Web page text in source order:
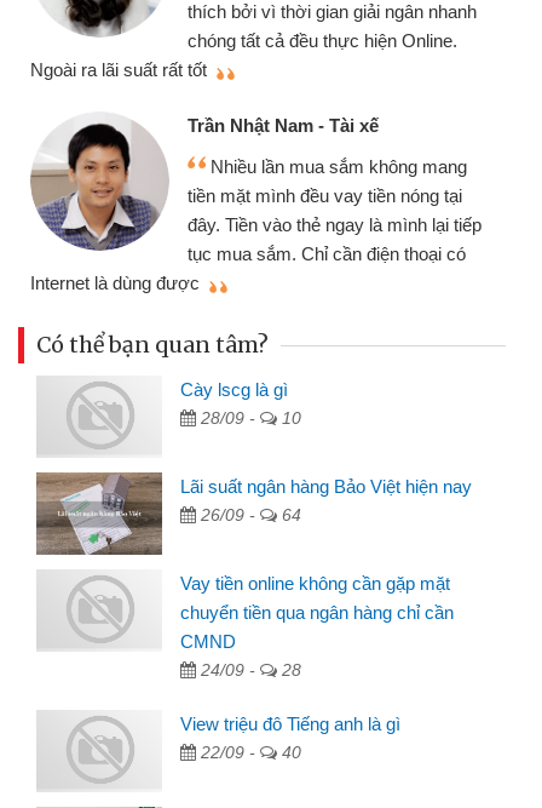
thích bởi vì thời gian giải ngân nhanh
chóng tất cả đều thực hiện Online.
Ngoài ra lãi suất rất tốt
Trần Nhật Nam - Tài xế
Nhiều lần mua sắm không mang
tiền mặt mình đều vay tiền nóng tại
đây. Tiền vào thẻ ngay là mình lại tiếp
tục mua sắm. Chỉ cần điện thoại có
Internet là dùng được
Có thể bạn quan tâm?
Cày lscg là gì
28/09 - 10
Lãi suất ngân hàng Bảo Việt hiện nay
26/09 - 64
Vay tiền online không cần gặp mặt
chuyển tiền qua ngân hàng chỉ cần
CMND
24/09 - 28
View triệu đô Tiếng anh là gì
22/09 - 40